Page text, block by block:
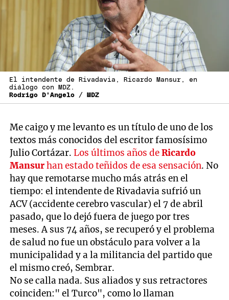
El intendente de Rivadavia, Ricardo Mansur, en
diálogo con MDZ.
Rodrigo D'Angelo / MDZ
Me caigo y me levanto es un título de uno de los
textos más conocidos del escritor famosísimo
Julio Cortázar.Los últimos años deRicardo
Mansurhan estado teñidos de esa sensación. No
hay que remotarse mucho más atrás en el
tiempo: el intendente de Rivadavia sufrió un
ACV (accidente cerebro vascular) el 7 de abril
pasado, que lo dejó fuera de juego por tres
meses. A sus 74 años, se recuperó y el problema
de salud no fue un obstáculo para volver a la
municipalidad y a la militancia del partido que
el mismo creó, Sembrar.
No se calla nada. Sus aliados y sus retractores
coinciden:" el Turco", como lo llaman